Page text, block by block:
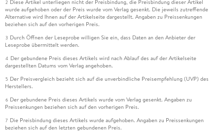
es passiert nicht viel. Dadurch wirkt das Ende sehr
überstürzt. Nach ein paar Tagen der erste Kuss, nach einer
Woche die Beziehung und nach einem Jahr die
Verlobung. Schreibstil-Gefühl ¿¿,5Zu Beginn des Buches
wurde ich abgeholt. Es war flüssig zu lesen. Danach prägten
leider viele Wiederholungen und ein paar störende Faktoren
den Schreibstil. Es wurde sehr oft die Maskulinität von Noah
& die Weiblichkeit von Amelia in kursiv hervorgestellt,
insbesondere am Anfang. Auch wenn betont wird, dass
Amelia nicht in Klischees denkt, tut sie es dennoch. Gerade
bei der Beschreibung der Weiblichkeit von Amelia wird ihr
Aussehen sehr detailliert besprochen. In einer Szene beginnt
2 Diese Artikel unterliegen nicht der Preisbindung, die Preisbindung dieser Artikel
wurde aufgehoben oder der Preis wurde vom Verlag gesenkt. Die jeweils zutreffende
Alternative wird Ihnen auf der Artikelseite dargestellt. Angaben zu Preissenkungen
beziehen sich auf den vorherigen Preis.
3 Durch Öffnen der Leseprobe willigen Sie ein, dass Daten an den Anbieter der
Leseprobe übermittelt werden.
4 Der gebundene Preis dieses Artikels wird nach Ablauf des auf der Artikelseite
dargestellten Datums vom Verlag angehoben.
5 Der Preisvergleich bezieht sich auf die unverbindliche Preisempfehlung (UVP) des
Herstellers.
6 Der gebundene Preis dieses Artikels wurde vom Verlag gesenkt. Angaben zu
Preissenkungen beziehen sich auf den vorherigen Preis.
7 Die Preisbindung dieses Artikels wurde aufgehoben. Angaben zu Preissenkungen
beziehen sich auf den letzten gebundenen Preis.